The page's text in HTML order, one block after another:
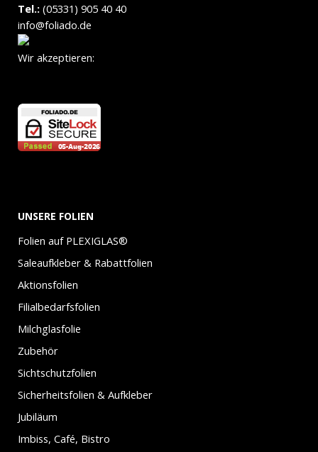
Tel.: (05331) 905 40 40
info@foliado.de
Wir akzeptieren:
UNSERE FOLIEN
Folien auf PLEXIGLAS®
Saleaufkleber & Rabattfolien
Aktionsfolien
Filialbedarfsfolien
Milchglasfolie
Zubehör
Sichtschutzfolien
Sicherheitsfolien & Aufkleber
Jubiläum
Imbiss, Café, Bistro